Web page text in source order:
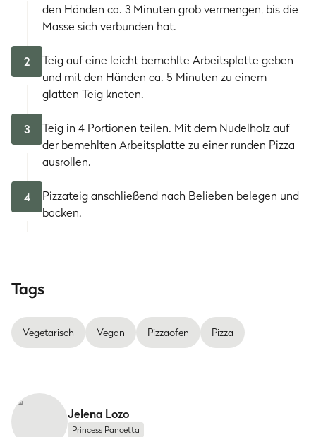
den Händen ca. 3 Minuten grob vermengen, bis die
Masse sich verbunden hat.
2
Teig auf eine leicht bemehlte Arbeitsplatte geben
und mit den Händen ca. 5 Minuten zu einem
glatten Teig kneten.
3
Teig in 4 Portionen teilen. Mit dem Nudelholz auf
der bemehlten Arbeitsplatte zu einer runden Pizza
ausrollen.
4
Pizzateig anschließend nach Belieben belegen und
backen.
Tags
Vegetarisch Vegan Pizzaofen Pizza
Jelena Lozo
Princess Pancetta